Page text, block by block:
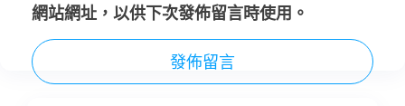
網站網址，以供下次發佈留言時使用。